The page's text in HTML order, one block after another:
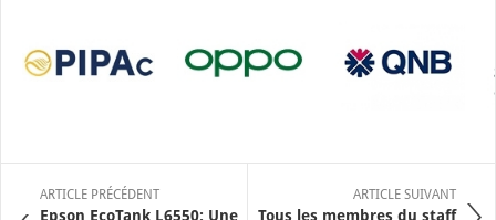
ARTICLE PRÉCÉDENT
Epson EcoTank L6550: Une
ARTICLE SUIVANT
Tous les membres du staff